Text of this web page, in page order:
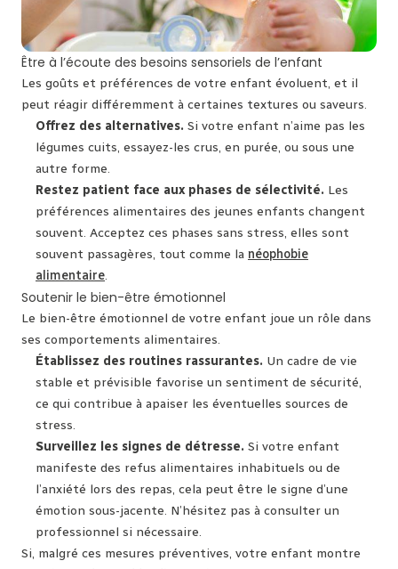
Être à l’écoute des besoins sensoriels de l’enfant
Les goûts et préférences de votre enfant évoluent, et il
peut réagir différemment à certaines textures ou saveurs.
Offrez des alternatives. Si votre enfant n’aime pas les
légumes cuits, essayez-les crus, en purée, ou sous une
autre forme.
Restez patient face aux phases de sélectivité. Les
préférences alimentaires des jeunes enfants changent
souvent. Acceptez ces phases sans stress, elles sont
souvent passagères, tout comme la néophobie
alimentaire.
Soutenir le bien-être émotionnel
Le bien-être émotionnel de votre enfant joue un rôle dans
ses comportements alimentaires.
Établissez des routines rassurantes. Un cadre de vie
stable et prévisible favorise un sentiment de sécurité,
ce qui contribue à apaiser les éventuelles sources de
stress.
Surveillez les signes de détresse. Si votre enfant
manifeste des refus alimentaires inhabituels ou de
l’anxiété lors des repas, cela peut être le signe d’une
émotion sous-jacente. N’hésitez pas à consulter un
professionnel si nécessaire.
Si, malgré ces mesures préventives, votre enfant montre